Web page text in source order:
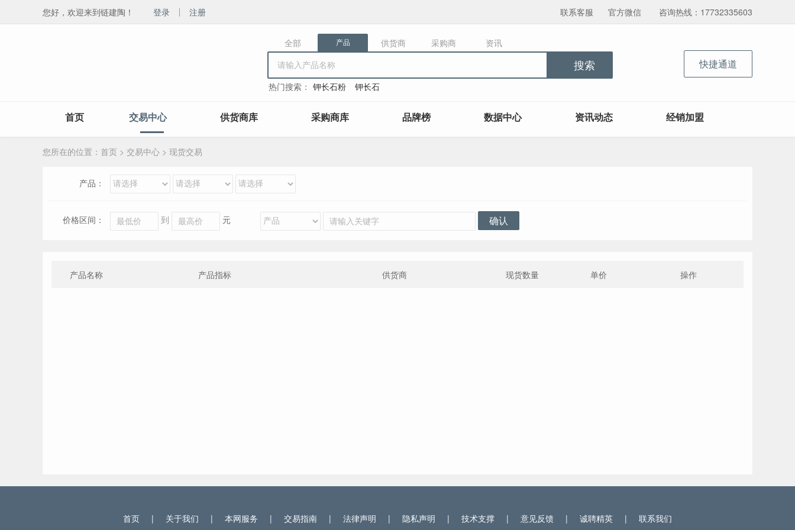
您好，欢迎来到链建陶！ 登录 注册 咨询热线：17732335603
官方微信
联系客服
全部 产品 供货商 采购商
资讯
搜索
热门搜索： 钾长石粉 钾长石
快捷通道
首页 交易中心 供货商库 采购商库 品牌榜 数据中心 资讯动态 经销加盟
您所在的位置： 首页 > 交易中心 > 现货交易
产品：
价格区间： 到 元 确认
产品名称 产品指标 供货商 现货数量 单价 操作
首页 | 关于我们 | 本网服务 | 交易指南 | 法律声明 | 隐私声明 | 技术支撑 | 意见反馈 | 诚聘精英 | 联系我们